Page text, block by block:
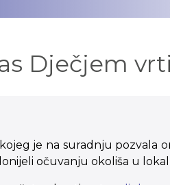
Dječjem
je na suradnju pozvala
očuvanju okoliša u